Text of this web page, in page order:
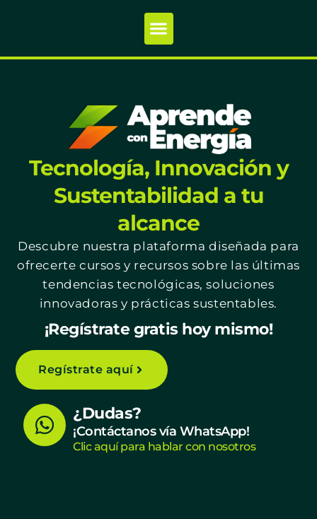
Tecnología, Innovación y
Sustentabilidad a tu
alcance
Descubre nuestra plataforma diseñada para
ofrecerte cursos y recursos sobre las últimas
tendencias tecnológicas, soluciones
innovadoras y prácticas sustentables.
¡Regístrate gratis hoy mismo!
Regístrate aquí
W
h
¿Dudas?
¡Contáctanos vía WhatsApp!
Clic aquí para hablar con nosotros